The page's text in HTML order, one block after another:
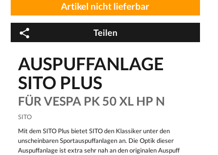
Artikel nicht lieferbar
Teilen
AUSPUFFANLAGE
SITO PLUS
FÜR VESPA PK 50 XL HP N
SITO
Mit dem SITO Plus bietet SITO den Klassiker unter den
unscheinbaren Sportauspuffanlagen an. Die Optik dieser
Auspuffanlage ist extra sehr nah an den originalen Auspuff